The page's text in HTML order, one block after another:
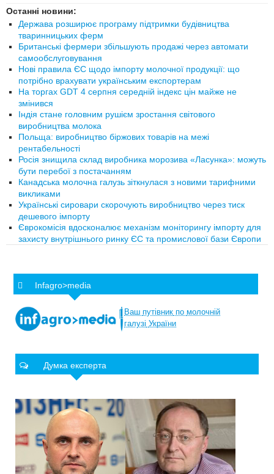
Останні новини:
Держава розширює програму підтримки будівництва
тваринницьких ферм
Британські фермери збільшують продажі через автомати
самообслуговування
Нові правила ЄС щодо імпорту молочної продукції: що
потрібно врахувати українським експортерам
На торгах GDT 4 серпня середній індекс цін майже не
змінився
Індія стане головним рушієм зростання світового
виробництва молока
Польща: виробництво біржових товарів на межі
рентабельності
Росія знищила склад виробника морозива «Ласунка»: можуть
бути перебої з постачанням
Канадська молочна галузь зіткнулася з новими тарифними
викликами
Українські сировари скорочують виробництво через тиск
дешевого імпорту
Єврокомісія вдосконалює механізм моніторингу імпорту для
захисту внутрішнього ринку ЄС та промислової бази Європи
Infagro>media
Ваш путівник по молочній
галузі України
Думка експерта